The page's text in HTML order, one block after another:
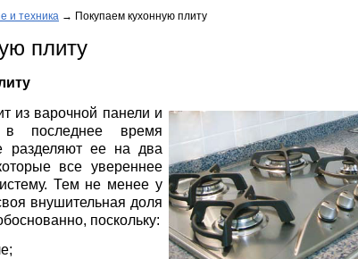
и техника → Покупаем кухонную плиту
плиту
из варочной панели и
последнее время
разделяют ее на два
все увереннее
Тем не менее у
внушительная доля
поскольку: